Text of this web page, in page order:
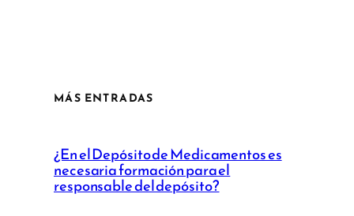
MÁS ENTRADAS
¿En el Depósito de Medicamentos es
necesaria formación para el
responsable del depósito?